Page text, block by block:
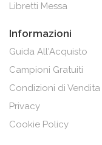
Libretti Messa
Informazioni
Guida All'Acquisto
Campioni Gratuiti
Condizioni di Vendita
Privacy
Cookie Policy